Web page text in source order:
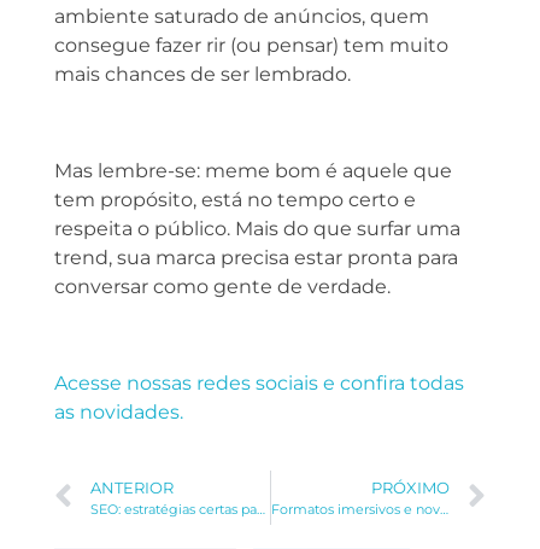
ambiente saturado de anúncios, quem
consegue fazer rir (ou pensar) tem muito
mais chances de ser lembrado.
Mas lembre-se: meme bom é aquele que
tem propósito, está no tempo certo e
respeita o público. Mais do que surfar uma
trend, sua marca precisa estar pronta para
conversar como gente de verdade.
Acesse nossas redes sociais e confira todas
as novidades.
ANTERIOR
SEO: estratégias certas para otimizar seu conteúdo
PRÓXIMO
Formatos imersivos e novas formas de engajamento: o marketing do futuro já começou